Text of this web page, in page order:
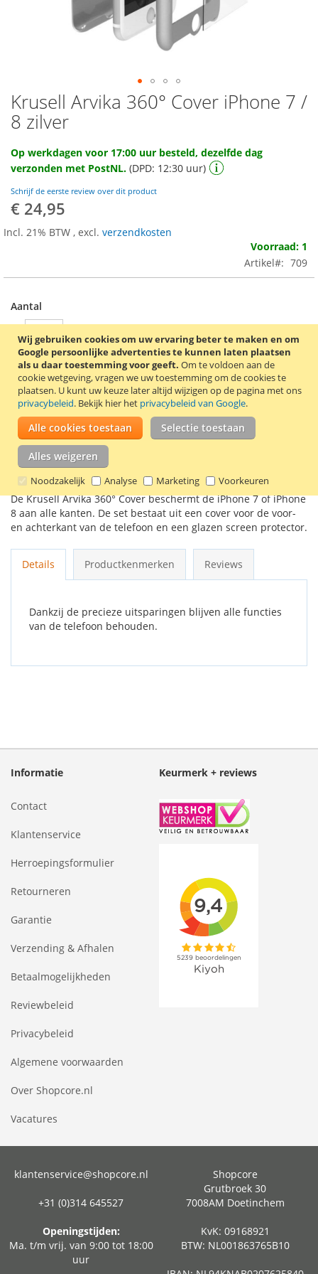
Wij gebruiken cookies om uw ervaring beter te maken en om
Google persoonlijke advertenties te kunnen laten plaatsen
als u daar toestemming voor geeft. Om te voldoen aan de
cookie wetgeving, vragen we uw toestemming om de cookies te
plaatsen. U kunt uw keuze later altijd wijzigen op de pagina met ons
privacybeleid. Bekijk hier het privacybeleid van Google.
Alle cookies toestaan Selectie toestaan
Alles weigeren
Noodzakelijk Analyse Marketing Voorkeuren
Ga
naar
het
van
de
gallerij
Krusell Arvika 360° Cover iPhone 7 /
8 zilver
Op werkdagen voor 17:00 uur besteld, dezelfde dag
verzonden met PostNL. (DPD: 12:30 uur)
Schrijf de eerste review over dit product
€ 24,95
Incl. 21% BTW , excl. verzendkosten
Voorraad: 1
Artikel
709
Aantal
In Winkelwagen
VOEG TOE AAN VERLANGLIJST
TOEVOEGEN OM TE VERGELIJKEN
De Krusell Arvika 360° Cover beschermt de iPhone 7 of iPhone
8 aan alle kanten. De set bestaat uit een cover voor de voor-
en achterkant van de telefoon en een glazen screen protector.
Details Productkenmerken Reviews
Dankzij de precieze uitsparingen blijven alle functies
van de telefoon behouden.
Informatie
Contact
Klantenservice
Herroepingsformulier
Retourneren
Garantie
Verzending & Afhalen
Betaalmogelijkheden
Reviewbeleid
Privacybeleid
Algemene voorwaarden
Over Shopcore.nl
Vacatures
Keurmerk + reviews
klantenservice@shopcore.nl
+31 (0)314 645527
Openingstijden:
Ma. t/m vrij. van 9:00 tot 18:00
uur
Shopcore
Grutbroek 30
7008AM Doetinchem
KvK: 09168921
BTW: NL001863765B10